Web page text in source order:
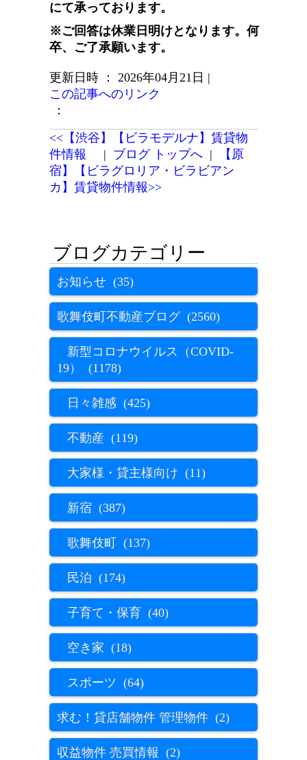
にて承っております。
※ご回答は休業日明けとなります。何
卒、ご了承願います。
更新日時 ： 2026年04月21日 |
この記事へのリンク
：
<<【渋谷】【ビラモデルナ】賃貸物
件情報
| ブログ トップへ |
【原
宿】【ビラグロリア・ビラビアン
カ】賃貸物件情報>>
お知らせ (35)
歌舞伎町不動産ブログ (2560)
新型コロナウイルス（COVID-
19） (1178)
日々雑感 (425)
不動産 (119)
大家様・貸主様向け (11)
新宿 (387)
歌舞伎町 (137)
民泊 (174)
子育て・保育 (40)
空き家 (18)
スポーツ (64)
求む！貸店舗物件 管理物件 (2)
収益物件 売買情報 (2)